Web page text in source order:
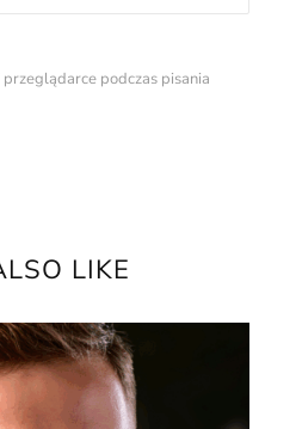
podczas pisania
LIKE